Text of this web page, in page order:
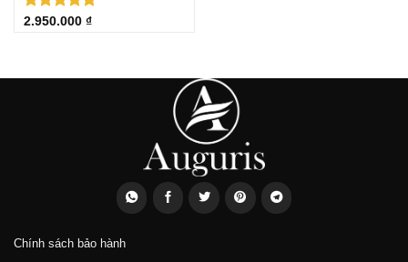
Được xếp
2.950.000 ₫
Chính sách bảo hành